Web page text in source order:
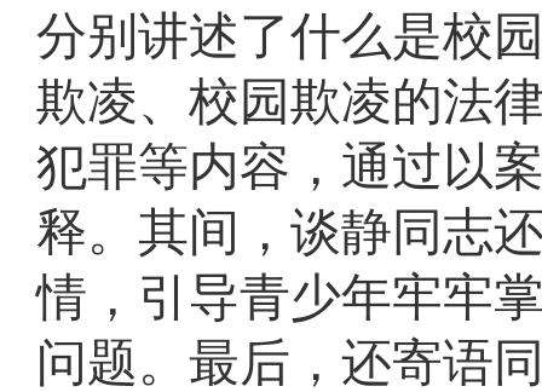
分别讲述了什么是校
欺凌、校园欺凌的法
犯罪等内容，通过以
释。其间，谈静同志
情，引导青少年牢牢
问题。最后，还寄语